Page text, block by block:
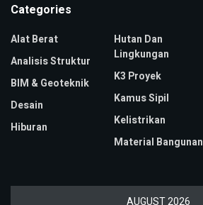
Categories
Alat Berat
Analisis Struktur
BIM & Geoteknik
Desain
Hiburan
Hutan Dan
Lingkungan
K3 Proyek
Kamus Sipil
Kelistrikan
Material Bangunan
AUGUST 2026